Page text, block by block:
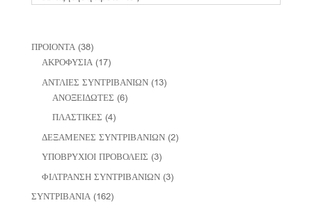
ΠΡΟΙΟΝΤΑ (38)
ΑΚΡΟΦΥΣΙΑ (17)
ΑΝΤΛΙΕΣ ΣΥΝΤΡΙΒΑΝΙΩΝ (13)
ΑΝΟΞΕΙΔΩΤΕΣ (6)
ΠΛΑΣΤΙΚΕΣ (4)
ΔΕΞΑΜΕΝΕΣ ΣΥΝΤΡΙΒΑΝΙΩΝ (2)
ΥΠΟΒΡΥΧΙΟΙ ΠΡΟΒΟΛΕΙΣ (3)
ΦΙΛΤΡΑΝΣΗ ΣΥΝΤΡΙΒΑΝΙΩΝ (3)
ΣΥΝΤΡΙΒΑΝΙΑ (162)